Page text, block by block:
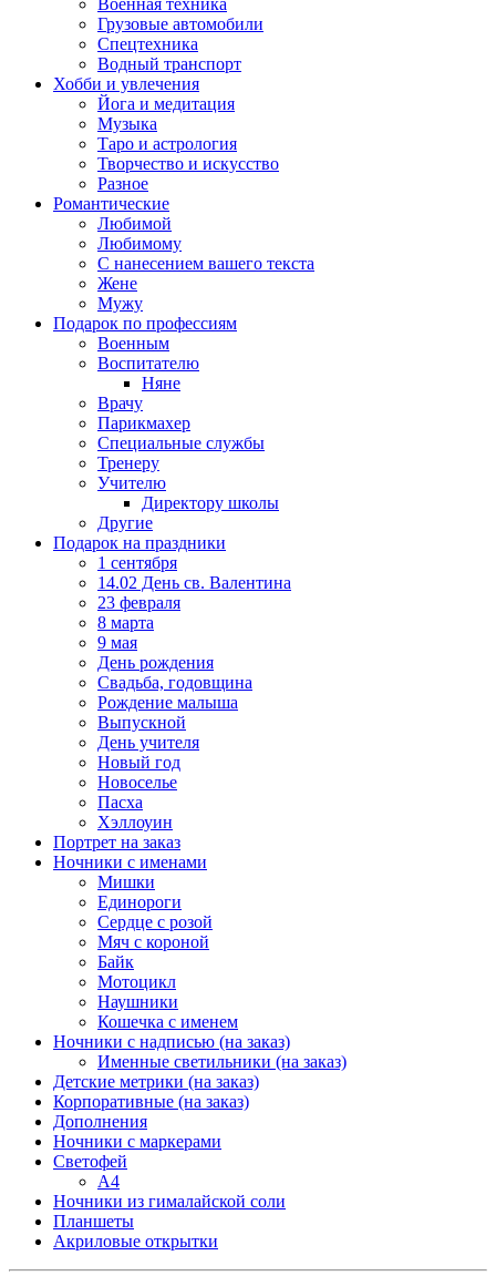
Грузовые автомобили
Спецтехника
Водный транспорт
Хобби и увлечения
Йога и медитация
Музыка
Таро и астрология
Творчество и искусство
Разное
Романтические
Любимой
Любимому
С нанесением вашего текста
Жене
Мужу
Подарок по профессиям
Военным
Воспитателю
Няне
Врачу
Парикмахер
Специальные службы
Тренеру
Учителю
Директору школы
Другие
Подарок на праздники
1 сентября
14.02 День св. Валентина
23 февраля
8 марта
9 мая
День рождения
Свадьба, годовщина
Рождение малыша
Выпускной
День учителя
Новый год
Новоселье
Пасха
Хэллоуин
Портрет на заказ
Ночники с именами
Мишки
Единороги
Сердце с розой
Мяч с короной
Байк
Мотоцикл
Наушники
Кошечка с именем
Ночники с надписью (на заказ)
Именные светильники (на заказ)
Детские метрики (на заказ)
Корпоративные (на заказ)
Дополнения
Ночники с маркерами
Светофей
А4
Ночники из гималайской соли
Планшеты
Акриловые открытки